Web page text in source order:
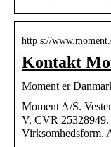
http s://
Kontakt
Moment er
Moment A/S.
V, CVR 25328949.
Virksomhedsform.